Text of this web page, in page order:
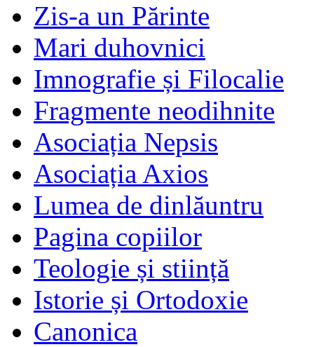
Zis-a un Părinte
Mari duhovnici
Imnografie și Filocalie
Fragmente neodihnite
Asociația Nepsis
Asociația Axios
Lumea de dinlăuntru
Pagina copiilor
Teologie și stiință
Istorie și Ortodoxie
Canonica